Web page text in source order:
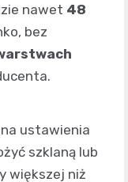
nawet 48
bez
ustawienia
szklaną lub
większej niż